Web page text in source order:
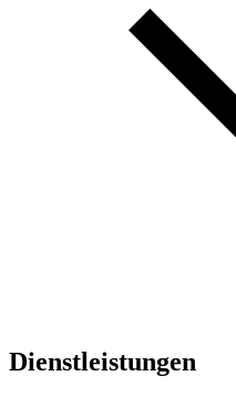
Dienstleistungen